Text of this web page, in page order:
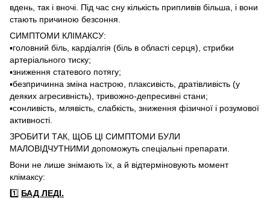
вдень, так і вночі. Під час сну кількість припливів більша, і вони
стають причиною безсоння.
СИМПТОМИ КЛІМАКСУ:
▪️головний біль, кардіалгія (біль в області серця), стрибки
артеріального тиску;
▪️зниження статевого потягу;
▪️безпричинна зміна настрою, плаксивість, дратівливість (у
деяких агресивність), тривожно-депресивні стани;
▪️сонливість, млявість, слабкість, зниження фізичної і розумової
активності.
ЗРОБИТИ ТАК, ЩОБ ЦІ СИМПТОМИ БУЛИ
МАЛОВІДЧУТНИМИ допоможуть спеціальні препарати.
Вони не лише знімають їх, а й відтерміновують момент
клімаксу:
1️⃣ БАД ЛЕДІ.